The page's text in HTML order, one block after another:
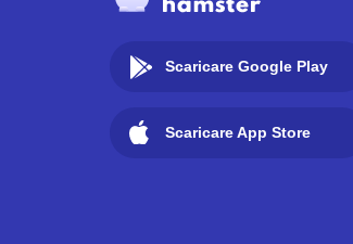
Scaricare Google Play
Scaricare App Store